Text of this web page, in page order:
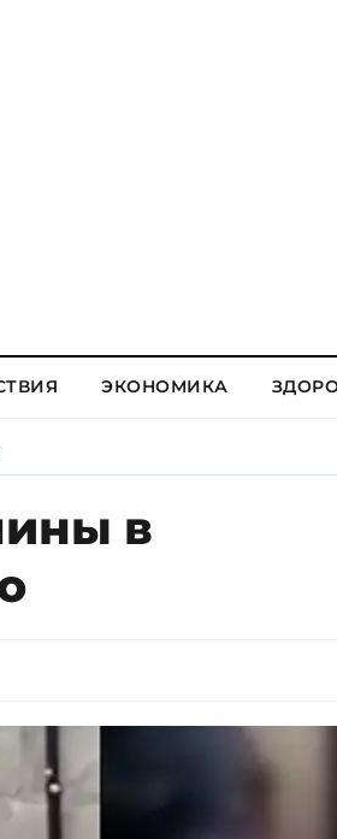
ЭКОНОМИКА
в